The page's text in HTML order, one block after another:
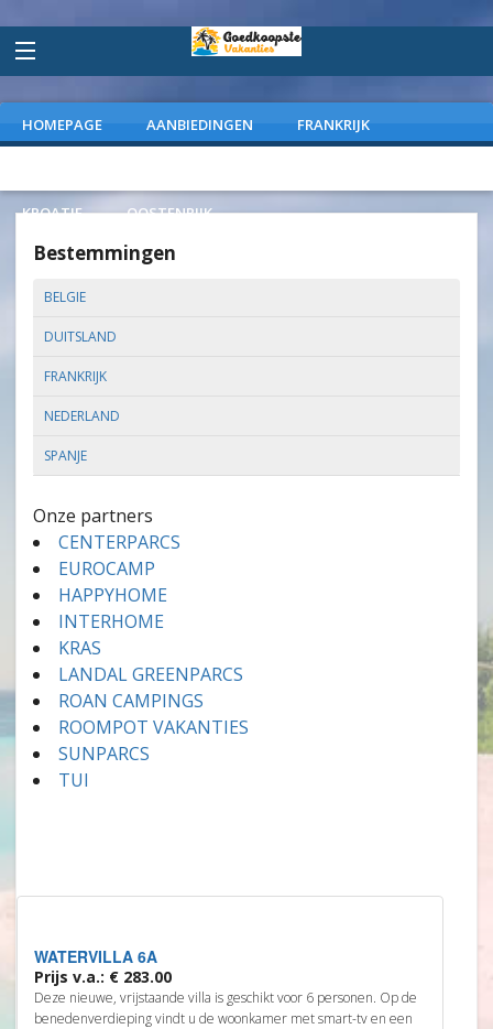
HOMEPAGE AANBIEDINGEN FRANKRIJK
KROATIE OOSTENRIJK
Bestemmingen
BELGIE
DUITSLAND
FRANKRIJK
NEDERLAND
SPANJE
Onze partners
CENTERPARCS
EUROCAMP
HAPPYHOME
INTERHOME
KRAS
LANDAL GREENPARCS
ROAN CAMPINGS
ROOMPOT VAKANTIES
SUNPARCS
TUI
WATERVILLA 6A
Prijs v.a.: € 283.00
Deze nieuwe, vrijstaande villa is geschikt voor 6 personen. Op de
benedenverdieping vindt u de woonkamer met smart-tv en een